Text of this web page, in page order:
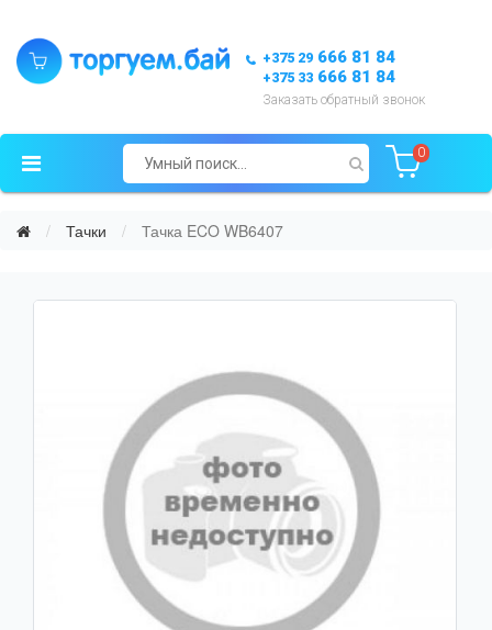
+375 29 666 81 84
+375 33 666 81 84
Заказать обратный звонок
0
Тачки Тачка ECO WB6407